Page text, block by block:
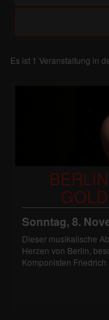
Es ist 1 Veranstaltung in
Sonntag, 8.
Dieser musikalische
Herzen von Berlin,
Komponisten